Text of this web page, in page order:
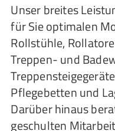
Unser breites
für Sie optimalen
Rollstühle,
Treppen- und
Pflegebetten und
Darüber hinaus
geschulten